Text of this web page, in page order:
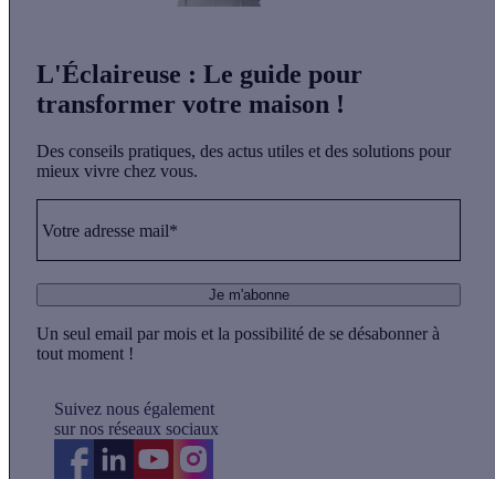
L'Éclaireuse : Le guide pour
transformer votre maison !
Des conseils pratiques, des actus utiles et des solutions pour
mieux vivre chez vous.
Votre adresse mail*
Je m'abonne
Un seul email par mois et la possibilité de se désabonner à
tout moment !
Suivez nous également
sur nos réseaux sociaux